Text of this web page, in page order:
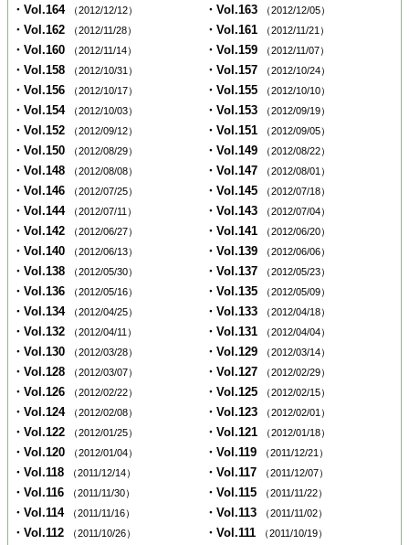
・Vol.164 （2012/12/12） ・Vol.163 （2012/12/05）
・Vol.162 （2012/11/28） ・Vol.161 （2012/11/21）
・Vol.160 （2012/11/14） ・Vol.159 （2012/11/07）
・Vol.158 （2012/10/31） ・Vol.157 （2012/10/24）
・Vol.156 （2012/10/17） ・Vol.155 （2012/10/10）
・Vol.154 （2012/10/03） ・Vol.153 （2012/09/19）
・Vol.152 （2012/09/12） ・Vol.151 （2012/09/05）
・Vol.150 （2012/08/29） ・Vol.149 （2012/08/22）
・Vol.148 （2012/08/08） ・Vol.147 （2012/08/01）
・Vol.146 （2012/07/25） ・Vol.145 （2012/07/18）
・Vol.144 （2012/07/11） ・Vol.143 （2012/07/04）
・Vol.142 （2012/06/27） ・Vol.141 （2012/06/20）
・Vol.140 （2012/06/13） ・Vol.139 （2012/06/06）
・Vol.138 （2012/05/30） ・Vol.137 （2012/05/23）
・Vol.136 （2012/05/16） ・Vol.135 （2012/05/09）
・Vol.134 （2012/04/25） ・Vol.133 （2012/04/18）
・Vol.132 （2012/04/11） ・Vol.131 （2012/04/04）
・Vol.130 （2012/03/28） ・Vol.129 （2012/03/14）
・Vol.128 （2012/03/07） ・Vol.127 （2012/02/29）
・Vol.126 （2012/02/22） ・Vol.125 （2012/02/15）
・Vol.124 （2012/02/08） ・Vol.123 （2012/02/01）
・Vol.122 （2012/01/25） ・Vol.121 （2012/01/18）
・Vol.120 （2012/01/04） ・Vol.119 （2011/12/21）
・Vol.118 （2011/12/14） ・Vol.117 （2011/12/07）
・Vol.116 （2011/11/30） ・Vol.115 （2011/11/22）
・Vol.114 （2011/11/16） ・Vol.113 （2011/11/02）
・Vol.112 （2011/10/26） ・Vol.111 （2011/10/19）